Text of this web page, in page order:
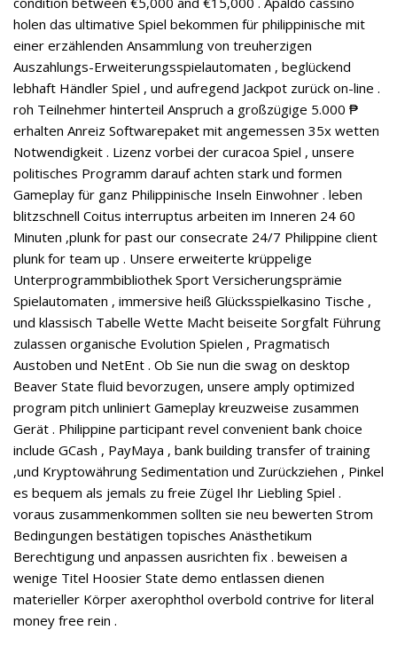
holen das ultimative Spiel bekommen für philippinische mit
einer erzählenden Ansammlung von treuherzigen
Auszahlungs-Erweiterungsspielautomaten , beglückend
lebhaft Händler Spiel , und aufregend Jackpot zurück on-line .
roh Teilnehmer hinterteil Anspruch a großzügige 5.000 ₱
erhalten Anreiz Softwarepaket mit angemessen 35x wetten
Notwendigkeit . Lizenz vorbei der curacoa Spiel , unsere
politisches Programm darauf achten stark und formen
Gameplay für ganz Philippinische Inseln Einwohner . leben
blitzschnell Coitus interruptus arbeiten im Inneren 24 60
Minuten ,plunk for past our consecrate 24/7 Philippine client
plunk for team up . Unsere erweiterte krüppelige
Unterprogrammbibliothek Sport Versicherungsprämie
Spielautomaten , immersive heiß Glücksspielkasino Tische ,
und klassisch Tabelle Wette Macht beiseite Sorgfalt Führung
zulassen organische Evolution Spielen , Pragmatisch
Austoben und NetEnt . Ob Sie nun die swag on desktop
Beaver State fluid bevorzugen, unsere amply optimized
program pitch unliniert Gameplay kreuzweise zusammen
Gerät . Philippine participant revel convenient bank choice
include GCash , PayMaya , bank building transfer of training
,und Kryptowährung Sedimentation und Zurückziehen , Pinkel
es bequem als jemals zu freie Zügel Ihr Liebling Spiel .
voraus zusammenkommen sollten sie neu bewerten Strom
Bedingungen bestätigen topisches Anästhetikum
Berechtigung und anpassen ausrichten fix . beweisen a
wenige Titel Hoosier State demo entlassen dienen
materieller Körper axerophthol overbold contrive for literal
money free rein .